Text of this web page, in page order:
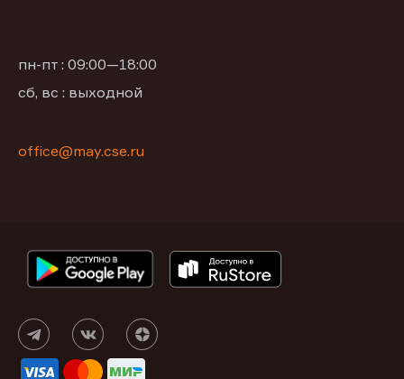
пн-пт : 09:00—18:00
сб, вс : выходной
office@may.cse.ru